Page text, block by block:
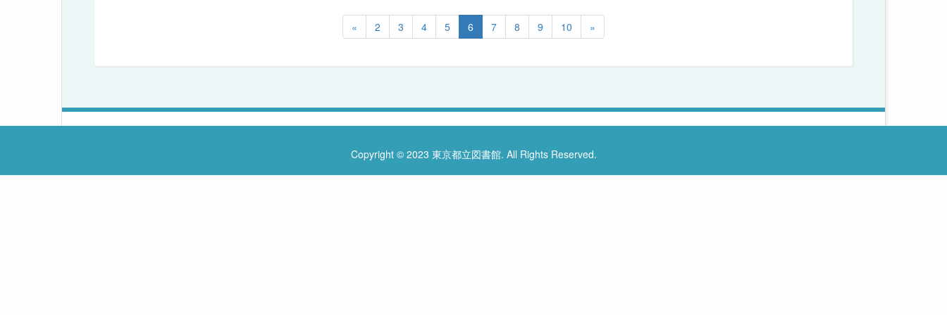
« 2 3 4 5 6 7 8 9 10 »
Copyright © 2023 東京都立図書館. All Rights Reserved.